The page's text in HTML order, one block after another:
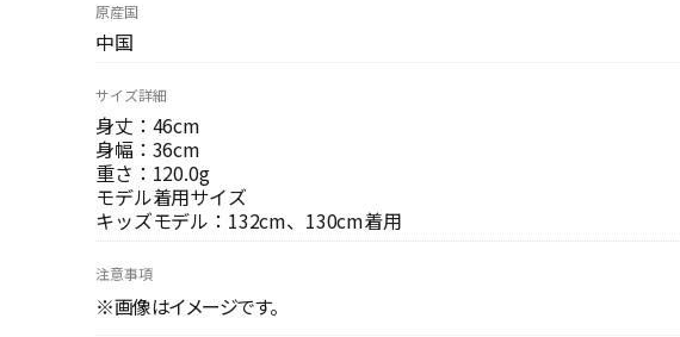
原産国
中国
サイズ詳細
身丈：46cm
身幅：36cm
重さ：120.0g
モデル着用サイズ
キッズモデル：132cm、130cm着用
注意事項
※画像はイメージです。